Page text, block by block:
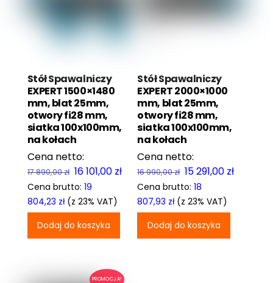
Stół Spawalniczy
EXPERT 1500×1480
mm, blat 25mm,
otwory fi28 mm,
siatka 100x100mm,
na kołach
17 890,00zł Pierwotna
cena
wynosiła:
17
890,00 zł.
16 101,00 złAktualna
cena
wynosi:
101,00 zł.
Cena brutto: 19
804,23 zł(z 23% VAT)
Dodaj do koszyka
Stół Spawalniczy
EXPERT 2000×1000
mm, blat 25mm,
otwory fi28 mm,
siatka 100x100mm,
na kołach
16 990,00zł Pierwotna
cena
wynosiła:
16
990,00 zł.
15 291,00 zł
Cena brutto:18
807,93 zł(z 23% VAT)
Dodaj do koszyka
PROMOCJA!